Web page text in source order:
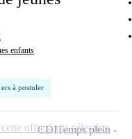
enfants
à postuler
CDITemps plein
offre à ma sélection